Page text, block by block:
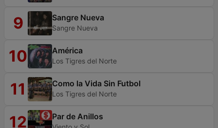
9 Sangre Nueva
Sangre Nueva
10 América
Los Tigres del Norte
11 Como la Vida Sin Futbol
Los Tigres del Norte
12 Par de Anillos